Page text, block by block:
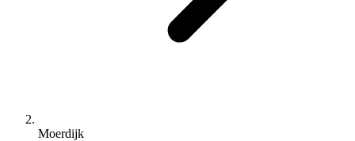
Moerdijk